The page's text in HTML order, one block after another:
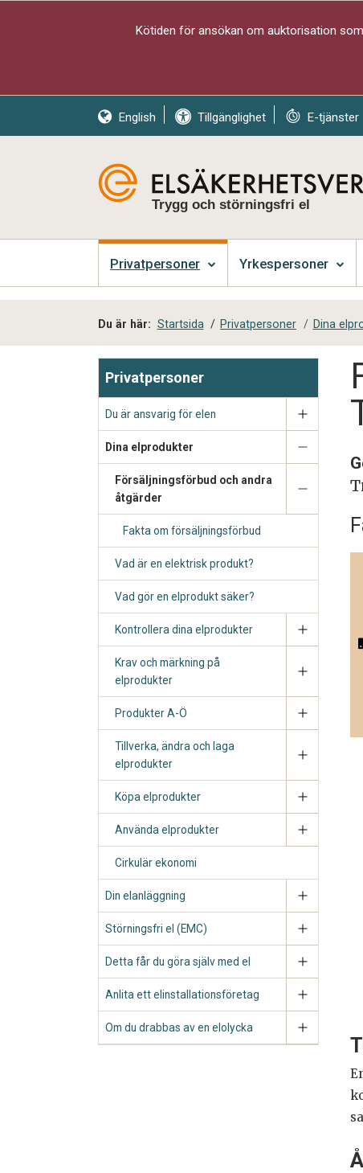
Kötiden för ansökan om auktorisation
English Tillgänglighet E-tjänster
Trygg och störningsfri el
Privatpersoner Yrkespersoner
Du är här: Startsida / Privatpersoner / Dina
Privatpersoner
Du är ansvarig för elen
Dina elprodukter
Försäljningsförbud och andra
åtgärder
Fakta om försäljningsförbud
Vad är en elektrisk produkt?
Vad gör en elprodukt säker?
Kontrollera dina elprodukter
Krav och märkning på
elprodukter
Produkter A-Ö
Tillverka, ändra och laga
elprodukter
Köpa elprodukter
Använda elprodukter
Cirkulär ekonomi
Din elanläggning
Störningsfri el (EMC)
Detta får du göra själv med el
Anlita ett elinstallationsföretag
Om du drabbas av en elolycka